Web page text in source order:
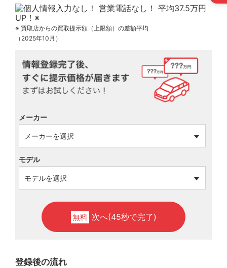
※ 買取店からの買取提示額（上限額）の差額平均
（2025年10月）
メーカー
モデル
無料 次へ(45秒で完了)
登録後の流れ